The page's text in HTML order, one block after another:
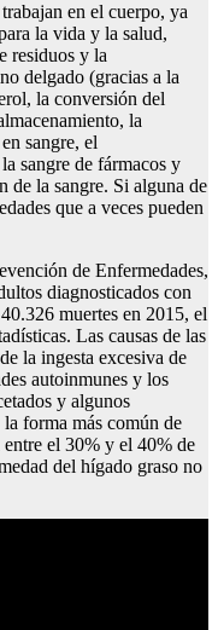
en el cuerpo, ya
la vida y la salud,
residuos y la
delgado (gracias a la
la conversión del
la
sangre, el
sangre de fármacos y
de la sangre. Si alguna de
que a veces pueden
de Enfermedades,
diagnosticados con
muertes en 2015, el
Las causas de las
la ingesta excesiva de
autoinmunes y los
y algunos
forma más común de
entre el 30% y el 40% de
del hígado graso no